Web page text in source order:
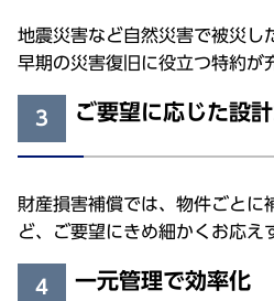
地震災害など自然災害で被災し
早期の災害復旧に役立つ特約が
3 ご要望に応じた設
財産損害補償では、物件ごとに
ど、ご要望にきめ細かくお応え
4 一元管理で効率化